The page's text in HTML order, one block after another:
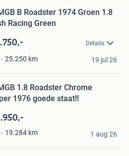
B Roadster 1974 Groen 1.8
Racing Green
Details
25.250 km 19 jul 26
1.8 Roadster Chrome
1976 goede staat!!
19.284 km 1 aug 26